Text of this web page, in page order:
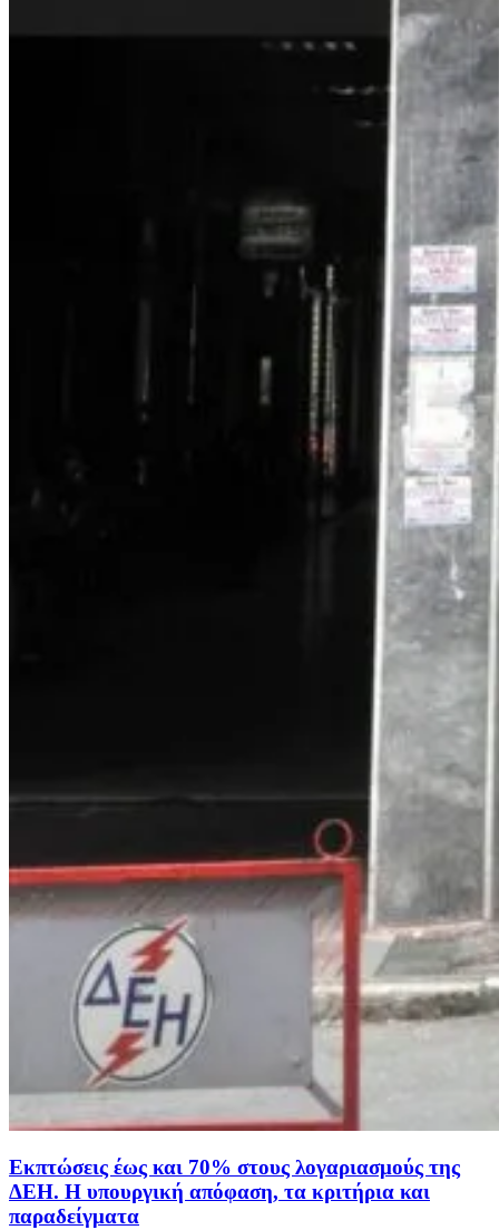
Εκπτώσεις έως και 70% στους λογαριασμούς της
ΔΕΗ. Η υπουργική απόφαση, τα κριτήρια και
παραδείγματα